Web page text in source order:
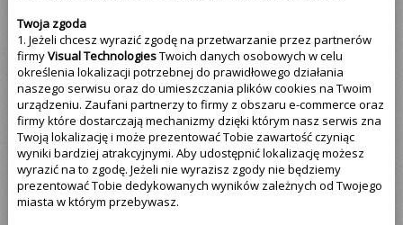
Twoja zgoda
1. Jeżeli chcesz wyrazić zgodę na przetwarzanie przez partnerów
firmyVisual TechnologiesTwoich danych osobowych w celu
określenia lokalizacji potrzebnej do prawidłowego działania
naszego serwisu oraz do umieszczania plików cookies na Twoim
urządzeniu. Zaufani partnerzy to firmy z obszaru e-commerce oraz
firmy które dostarczają mechanizmy dzięki którym nasz serwis zna
Twoją lokalizację i może prezentować Tobie zawartość czyniąc
wyniki bardziej atrakcyjnymi. Aby udostępnić lokalizację możesz
wyrazić na to zgodę. Jeżeli nie wyrazisz zgody nie będziemy
prezentować Tobie dedykowanych wyników zależnych od Twojego
miasta w którym przebywasz.
Najczęściej psujące sięodkurzacze eio
Eio (1)
Odkurzacz EIO